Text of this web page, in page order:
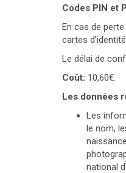
Codes PIN et
En cas de
cartes
Le délai de
Coût: 10,60€.
Les données
Les
le nom,
national